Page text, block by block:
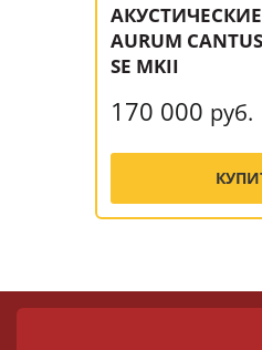
AURUM
SE MKII
170 000 руб.